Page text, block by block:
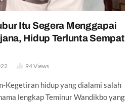
Itu Segera Menggapai
Hidup Terlunta Sempat
94Views
Kegetiran hidup yang dialami salah
lengkap Teminur Wandikbo yang